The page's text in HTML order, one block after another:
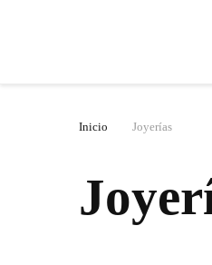
Inicio Joyerías